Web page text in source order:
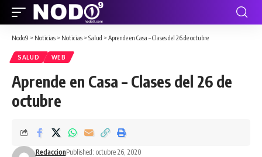
Nodo9 > Noticias > Noticias > Salud > Aprende en Casa – Clases del 26 de octubre
SALUD WEB
Aprende en Casa – Clases del 26 de
octubre
RedaccionPublished: octubre 26, 2020